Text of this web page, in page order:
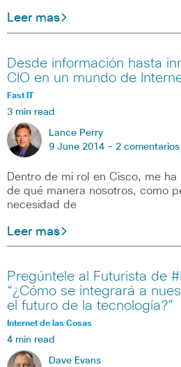
Leer mas
Desde información hasta
CIO en un mundo de
Fast IT
3 min read
Lance Perry
9 June 2014 - 2 comentarios
Dentro de mi rol en Cisco, me
de qué manera nosotros, como
necesidad de
Leer mas
Pregúntele al Futurista de
“¿Cómo se integrará a
el futuro de la tecnología?”
Internet de las Cosas
4 min read
Dave Evans